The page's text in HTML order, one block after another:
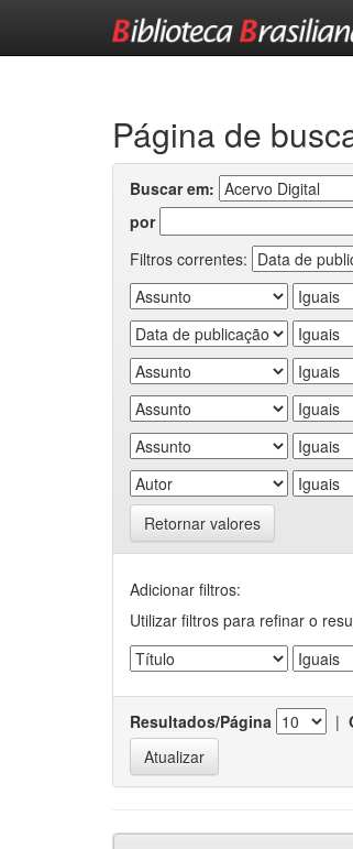
Página de
Buscar em:
por
Filtros correntes:
Retornar valores
Adicionar filtros:
Utilizar filtros para refinar o
Resultados/Página |